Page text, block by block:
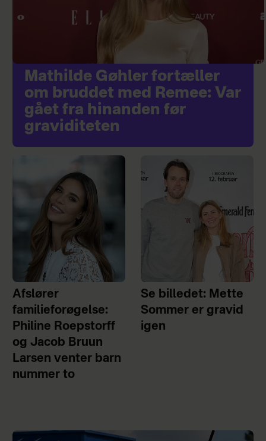
Mathilde Gøhler fortæller
om bruddet med Remee: Var
gået fra hinanden før
graviditeten
Afslører
familieforøgelse:
Philine Roepstorff
og Jacob Bruun
Larsen venter barn
nummer to
Se billedet: Mette
Sommer er gravid
igen